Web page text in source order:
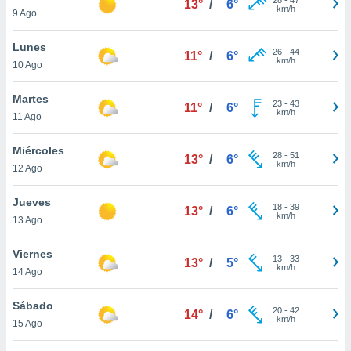
más
nuestra
y
de
disponible
cookies
aceptar
9 Ago
13° / 6°
km/h
Lunes
10 Ago
11° / 6° 26- 44
km/h
Martes
11 Ago
11° / 6° 23- 43
km/h
Miércoles
12 Ago
13° / 6° 28- 51
km/h
Jueves
13 Ago
13° / 6° 18- 39
km/h
Viernes
14 Ago
13° / 5° 13- 33
km/h
Sábado
15 Ago
14° / 6° 20- 42
km/h